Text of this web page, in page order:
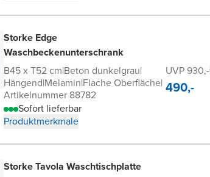
Storke Edge
Waschbeckenunterschrank
B45 x T52 cm|Beton dunkelgrau|
Hängend|Melamin|Flache Oberfläche|
Artikelnummer 88782
Sofort lieferbar
Produktmerkmale
UVP 930,-
490,-
Storke Tavola Waschtischplatte